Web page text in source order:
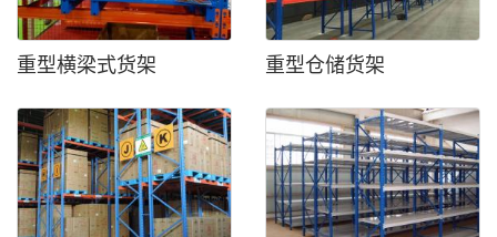
重型横梁式货架 重型仓储货架